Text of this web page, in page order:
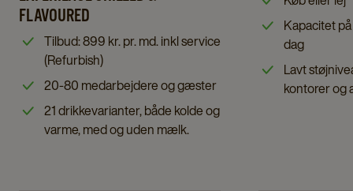
Touch
Experience
Chilled
&
Flavoured
details
page
Excellence
Touch
Experience
Chilled
Flavoured
FLAVOURED
Tilbud: 899 kr. pr. md. inkl service
(Refurbish)
20-80 medarbejdere og gæster
21 drikkevarianter, både kolde og
varme, med og uden mælk.
details
page
Kapacitet
dag
Lavt
kontorer og